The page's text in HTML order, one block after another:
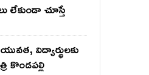
లేకుండా చూస్తే
విద్యార్థుల‌కు
కొండ‌ప‌ల్లి